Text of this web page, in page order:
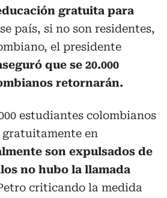
gratuita para
país, si no son residentes,
el presidente
que se 20.000
retornarán.
estudiantes colombianos
gratuitamente en
son expulsados de
no hubo la llamada
criticando la medida